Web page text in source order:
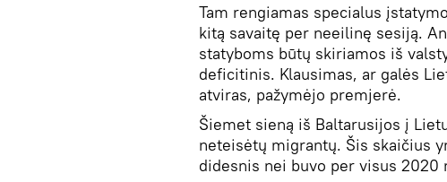
Tam rengiamas specialus
kitą savaitę per neeilinę sesiją.
statyboms būtų skiriamos iš
deficitinis. Klausimas, ar galės
atviras, pažymėjo premjerė.
Šiemet sieną iš Baltarusijos į
neteisėtų migrantų. Šis skaičius
didesnis nei buvo per visus 2020